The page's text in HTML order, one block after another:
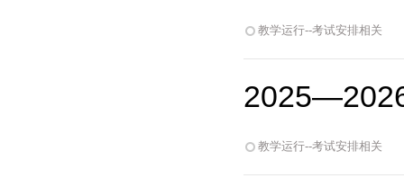
教学运行--考试安排相关
教学运行--考试安排相关